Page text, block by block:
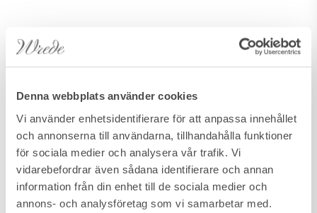
Denna webbplats använder cookies
Vi använder enhetsidentifierare för att anpassa innehållet
och annonserna till användarna, tillhandahålla funktioner
för sociala medier och analysera vår trafik. Vi
vidarebefordrar även sådana identifierare och annan
information från din enhet till de sociala medier och
annons- och analysföretag som vi samarbetar med.